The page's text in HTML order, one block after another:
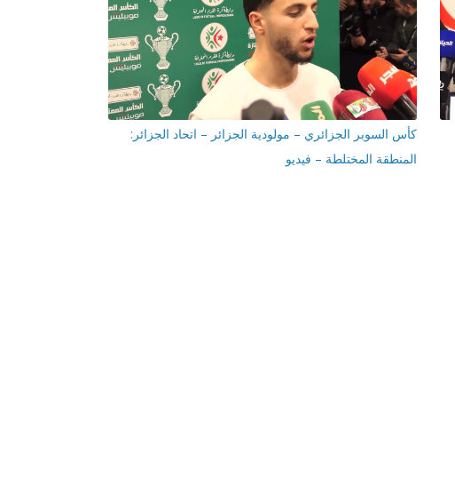
كأس السوبر الجزائري – مولودية الجزائر – اتحاد الجزائر:
المنطقة المختلطة – فيديو